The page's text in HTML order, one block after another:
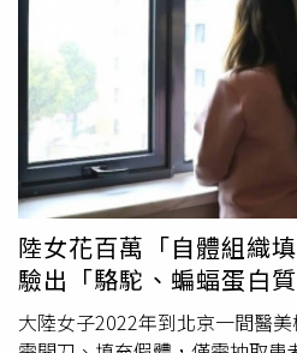
完全痊癒，幾乎看不見舊傷。這
《科學報告》（
物名為「黃蟬」（Akar Kuning
用來治療痢疾、糖尿病和瘧疾等
（IsabelleLaumer）、麥克斯（
團隊都對於這項觀察結果感到非
野生動物第一次被發現進行自我
到用昆蟲塗抹傷口，報導還指出
長類動物會吞食、咀嚼或摩蹭一
科學家從未見過使用這些植物來
也是野生動物首次被發現，使用
陸女花百萬「自體組織
驗出「駱駝、蝙蝠蛋白質
大陸女子2022年到北京一間醫